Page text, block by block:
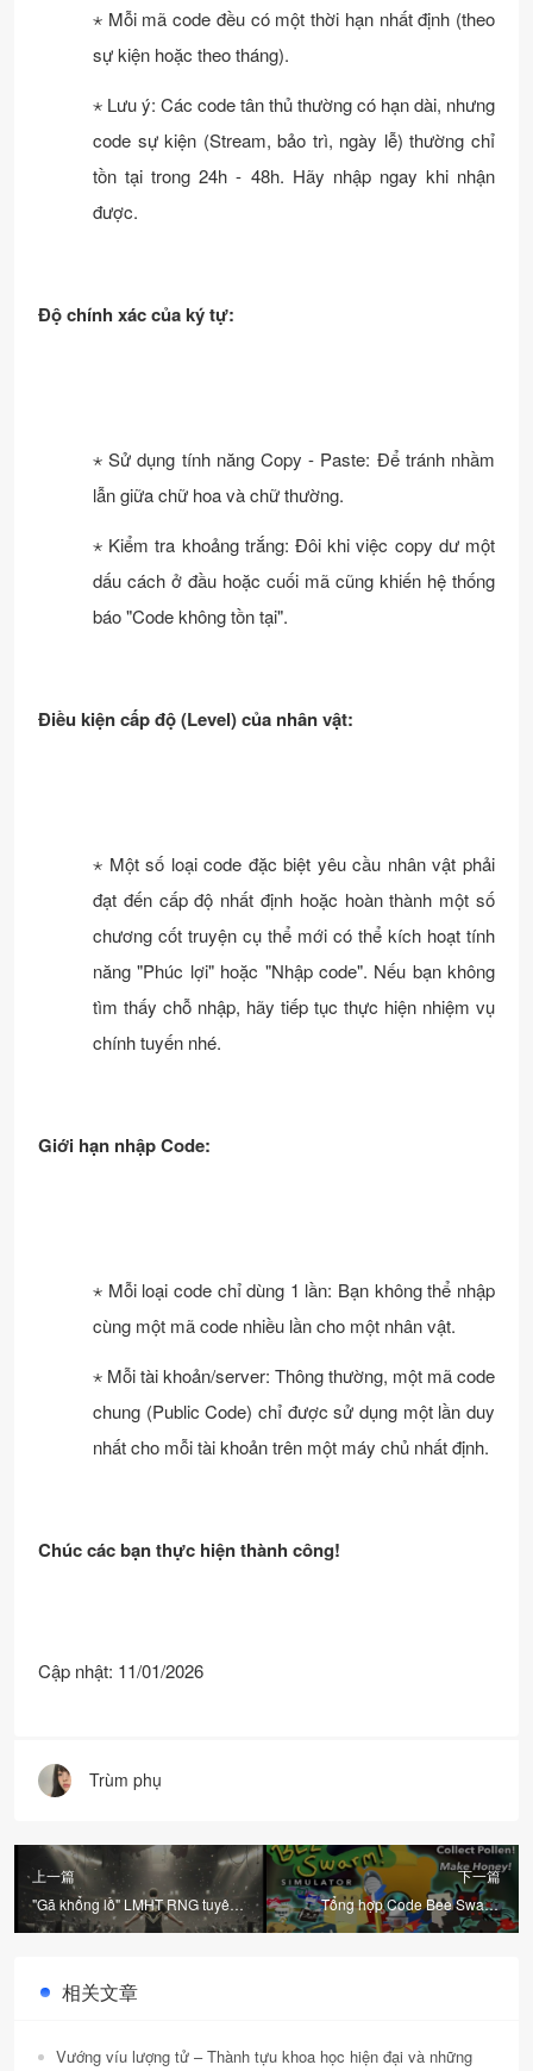
⋆ Mỗi mã code đều có một thời hạn nhất định (theo
sự kiện hoặc theo tháng).
⋆ Lưu ý: Các code tân thủ thường có hạn dài, nhưng
code sự kiện (Stream, bảo trì, ngày lễ) thường chỉ
tồn tại trong 24h - 48h. Hãy nhập ngay khi nhận
được.
Độ chính xác của ký tự:
⋆ Sử dụng tính năng Copy - Paste: Để tránh nhầm
lẫn giữa chữ hoa và chữ thường.
⋆ Kiểm tra khoảng trắng: Đôi khi việc copy dư một
dấu cách ở đầu hoặc cuối mã cũng khiến hệ thống
báo "Code không tồn tại".
Điều kiện cấp độ (Level) của nhân vật:
⋆ Một số loại code đặc biệt yêu cầu nhân vật phải
đạt đến cấp độ nhất định hoặc hoàn thành một số
chương cốt truyện cụ thể mới có thể kích hoạt tính
năng "Phúc lợi" hoặc "Nhập code". Nếu bạn không
tìm thấy chỗ nhập, hãy tiếp tục thực hiện nhiệm vụ
chính tuyến nhé.
Giới hạn nhập Code:
⋆ Mỗi loại code chỉ dùng 1 lần: Bạn không thể nhập
cùng một mã code nhiều lần cho một nhân vật.
⋆ Mỗi tài khoản/server: Thông thường, một mã code
chung (Public Code) chỉ được sử dụng một lần duy
nhất cho mỗi tài khoản trên một máy chủ nhất định.
Chúc các bạn thực hiện thành công!
Cập nhật: 11/01/2026
Trùm phụ
上一篇
"Gã khổng lồ" LMHT RNG tuyên
bố giải thể, LPL 2026 rung
下一篇
Tổng hợp Code Bee Swarm
Simulator Mới Nhất và Hướng
相关文章
Vướng víu lượng tử – Thành tựu khoa học hiện đại và những